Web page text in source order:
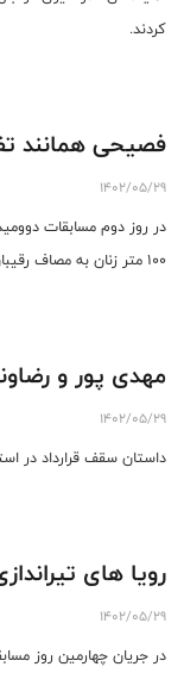
کردند.
فصیحی همانند
1402/05/29
در روز دوم مسابقات
100 متر زنان به مصاف رقیبان خود رفت.
مهدی پور و
1402/05/29
داستان سقف قرارداد در
رویا های
1402/05/29
در جریان چهارمین روز